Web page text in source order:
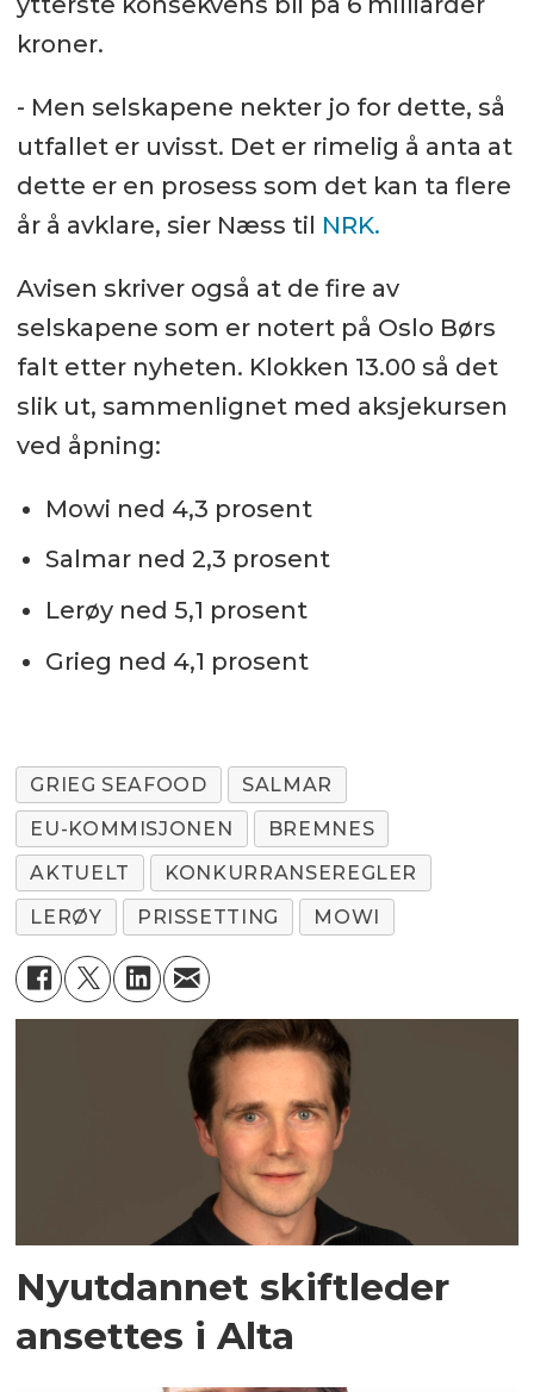
kroner.
- Men selskapene nekter jo for dette, så
utfallet er uvisst. Det er rimelig å anta at
dette er en prosess som det kan ta flere
år å avklare, sier Næss til NRK.
Avisen skriver også at de fire av
selskapene som er notert på Oslo Børs
falt etter nyheten. Klokken 13.00 så det
slik ut, sammenlignet med aksjekursen
ved åpning:
Mowi ned 4,3 prosent
Salmar ned 2,3 prosent
Lerøy ned 5,1 prosent
Grieg ned 4,1 prosent
GRIEG SEAFOOD
SALMAR
EU-KOMMISJONEN
BREMNES
AKTUELT
KONKURRANSEREGLER
LERØY
PRISSETTING MOWI
Nyutdannet skiftleder
ansettes i Alta